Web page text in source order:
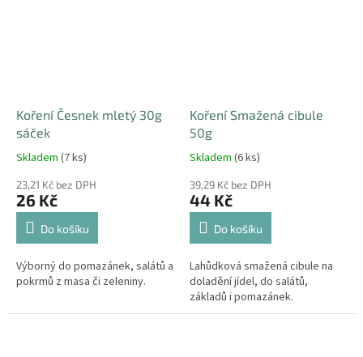
Koření Česnek mletý 30g
sáček
Skladem (7 ks)
23,21 Kč bez DPH
26 Kč
Do košíku
Výborný do pomazánek, salátů a
pokrmů z masa či zeleniny.
Koření Smažená cibule
50g
Skladem (6 ks)
39,29 Kč bez DPH
44 Kč
Do košíku
Lahůdková smažená cibule na
doladění jídel, do salátů,
základů i pomazánek.